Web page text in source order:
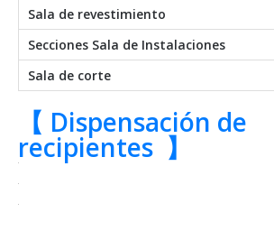
Sala de revestimiento
Secciones Sala de Instalaciones
Sala de corte
【 Dispensación de
recipientes 】